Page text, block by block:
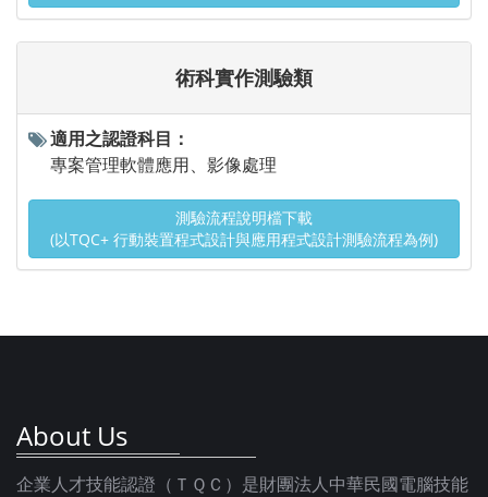
術科實作測驗類
適用之認證科目：
專案管理軟體應用、影像處理
測驗流程說明檔下載
(以TQC+ 行動裝置程式設計與應用程式設計測驗流程為例)
About Us
企業人才技能認證（ＴＱＣ）是財團法人中華民國電腦技能